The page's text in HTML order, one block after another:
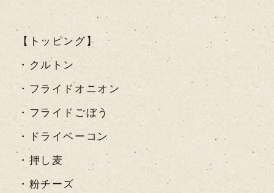
【トッピング】
・クルトン
・フライドオニオン
・フライドごぼう
・ドライベーコン
・押し麦
・粉チーズ